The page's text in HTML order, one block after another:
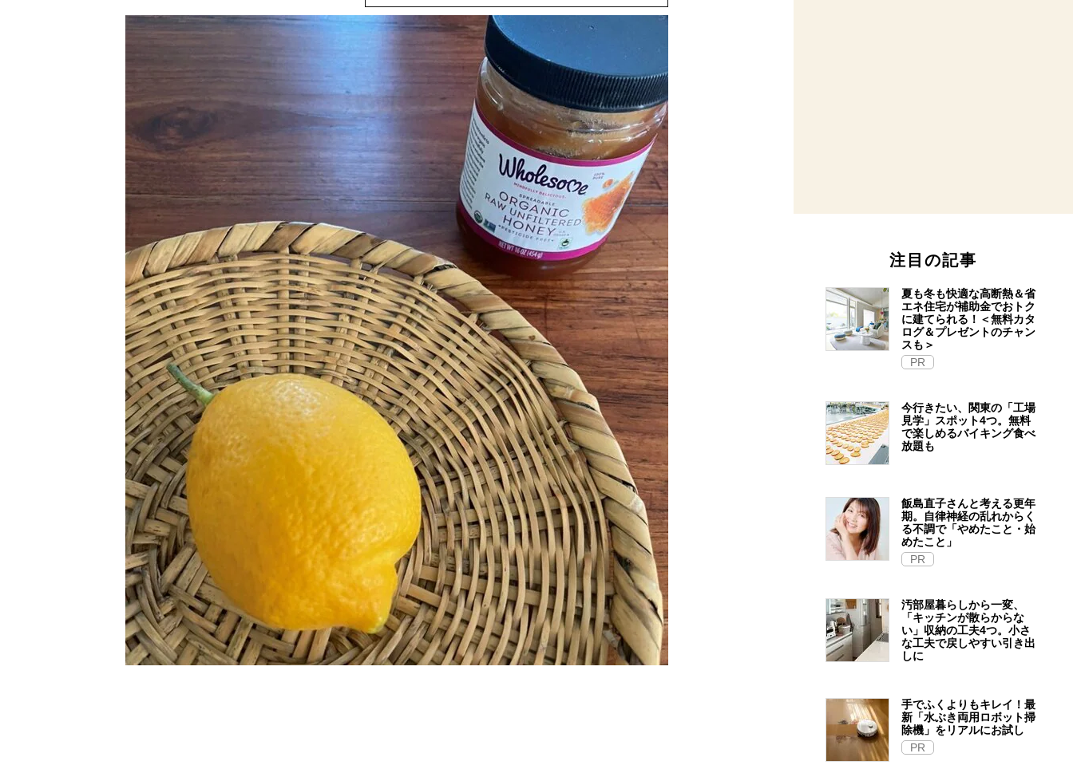
注目の記事
夏も冬も快適な高断熱＆省
エネ住宅が補助金でおトク
に建てられる！＜無料カタ
ログ＆プレゼントのチャン
スも＞
PR
今行きたい、関東の「工場
見学」スポット4つ。無料
で楽しめるバイキング食べ
放題も
飯島直子さんと考える更年
期。自律神経の乱れからく
る不調で「やめたこと・始
めたこと」
PR
汚部屋暮らしから一変、
「キッチンが散らからな
い」収納の工夫4つ。小さ
な工夫で戻しやすい引き出
しに
手でふくよりもキレイ！最
新「水ぶき両用ロボット掃
除機」をリアルにお試し
PR